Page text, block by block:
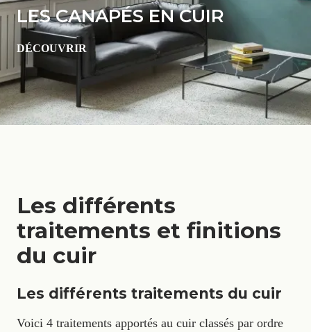
LES CANAPÉS EN CUIR
DÉCOUVRIR
Les différents
traitements et finitions
du cuir
Les différents traitements du cuir
Voici 4 traitements apportés au cuir classés par ordre